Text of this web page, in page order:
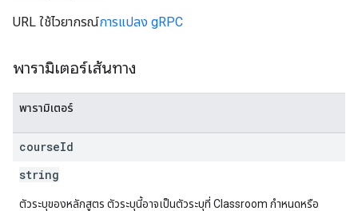
URL ใช้ไวยากรณ์การแปลง gRPC
พารามิเตอร์เส้นทาง
พารามิเตอร์
courseId
string
ตัวระบุของหลักสูตร ตัวระบุนี้อาจเป็นตัวระบุที่ Classroom กำหนดหรือ